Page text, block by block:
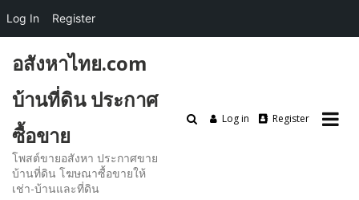
content
อสังหาไทย.com
บ้านที่ดิน ประกาศ
ซื้อขาย
โพสต์ขายอสังหา ประกาศขาย
บ้านที่ดิน โฆษณาซื้อขายให้
เช่า-บ้านและที่ดิน
Log in Register
Log In Register